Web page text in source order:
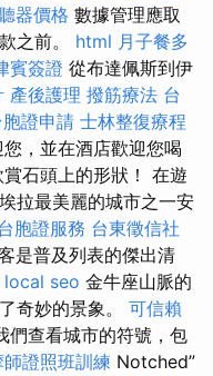
器價格 數據管理應取
之前。 html 月子餐多
賓簽證 從布達佩斯到伊
產後護理 撥筋療法 台
胞證申請 士林整復療程
，並在酒店歡迎您喝
石頭上的形狀！ 在遊
拉最美麗的城市之一安
胞證服務 台東徵信社
是普及列表的傑出清
local seo 金牛座山脈的
奇妙的景象。 可信賴
們查看城市的符號，包
證照班訓練 Notched”